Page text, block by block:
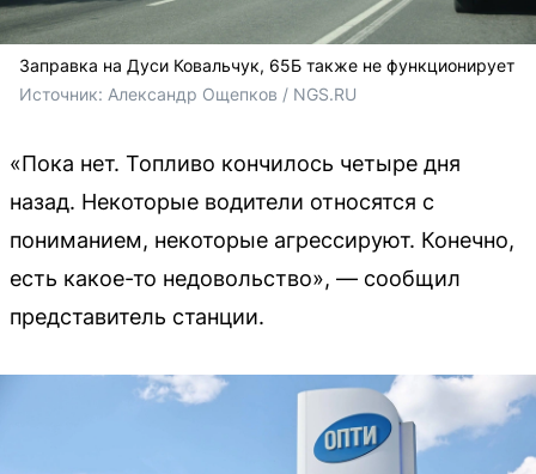
Заправка на Дуси Ковальчук, 65Б также не функционирует
Источник: Александр Ощепков / NGS.RU
«Пока нет. Топливо кончилось четыре дня
назад. Некоторые водители относятся с
пониманием, некоторые агрессируют. Конечно,
есть какое-то недовольство», — сообщил
представитель станции.